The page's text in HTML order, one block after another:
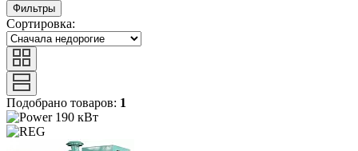
Фильтры
Сортировка:
Подобрано товаров: 1
190 кВт